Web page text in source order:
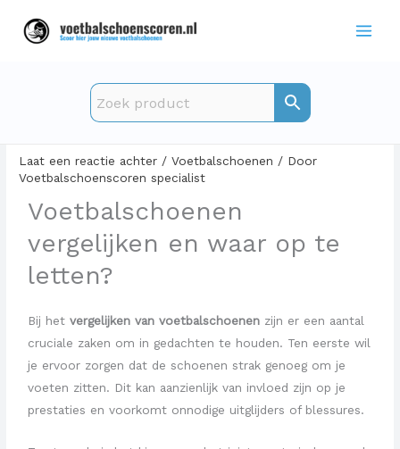
Voetbalschoenen vergelijken
Laat een reactie achter /Voetbalschoenen / Door
Voetbalschoenscoren specialist
Voetbalschoenen
vergelijken en waar op te
letten?
Bij hetvergelijken van voetbalschoenen zijn er een aantal
cruciale zaken om in gedachten te houden. Ten eerste wil
je ervoor zorgen dat de schoenen strak genoeg om je
voeten zitten. Dit kan aanzienlijk van invloed zijn op je
prestaties en voorkomt onnodige uitglijders of blessures.